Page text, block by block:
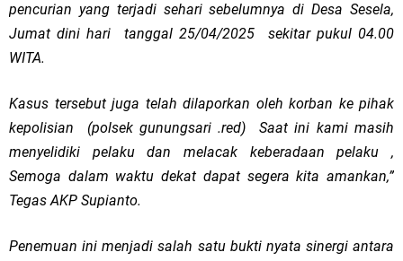
pencurian yang terjadi sehari sebelumnya di Desa Sesela,
Jumat dini hari tanggal 25/04/2025 sekitar pukul 04.00
WITA.
Kasus tersebut juga telah dilaporkan oleh korban ke pihak
kepolisian (polsek gunungsari .red) Saat ini kami masih
menyelidiki pelaku dan melacak keberadaan pelaku ,
Semoga dalam waktu dekat dapat segera kita amankan,”
Tegas AKP Supianto.
Penemuan ini menjadi salah satu bukti nyata sinergi antara